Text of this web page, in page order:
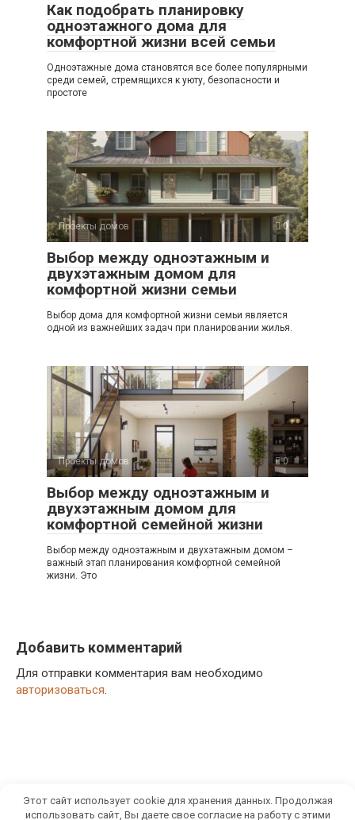
Как подобрать планировку
одноэтажного дома для
комфортной жизни всей семьи
Одноэтажные дома становятся все более популярными
среди семей, стремящихся к уюту, безопасности и
простоте
Проекты домов 0
Выбор между одноэтажным и
двухэтажным домом для
комфортной жизни семьи
Выбор дома для комфортной жизни семьи является
одной из важнейших задач при планировании жилья.
Проекты домов 0
Выбор между одноэтажным и
двухэтажным домом для
комфортной семейной жизни
Выбор между одноэтажным и двухэтажным домом –
важный этап планирования комфортной семейной
жизни. Это
Добавить комментарий
Для отправки комментария вам необходимо
авторизоваться.
© 2026 Moiydom.ru
Этот сайт использует cookie для хранения данных. Продолжая
использовать сайт, Вы даете свое согласие на работу с этими